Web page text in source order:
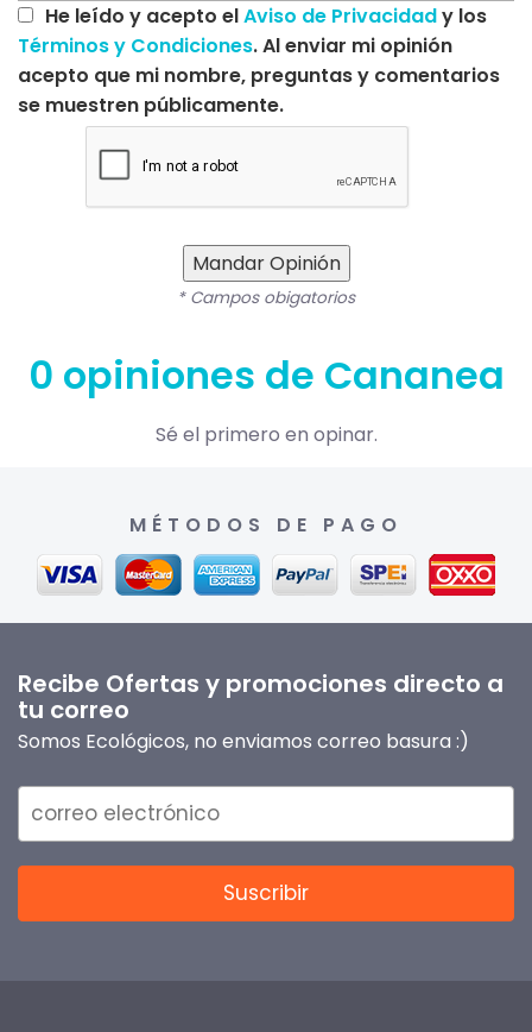
He leído y acepto elAviso de Privacidady los
Términos y Condiciones. Al enviar mi opinión
acepto que mi nombre, preguntas y comentarios
se muestren públicamente.
Mandar Opinión
* Campos obigatorios
0 opiniones de Cananea
Sé el primero en opinar.
MÉTODOS DE PAGO
Recibe Ofertas y promociones directo a
tu correo
Somos Ecológicos, no enviamos correo basura :)